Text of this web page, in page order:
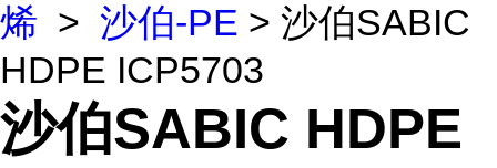
烯 > 沙伯-PE > 沙伯SABIC
HDPE ICP5703
沙伯SABIC HDPE